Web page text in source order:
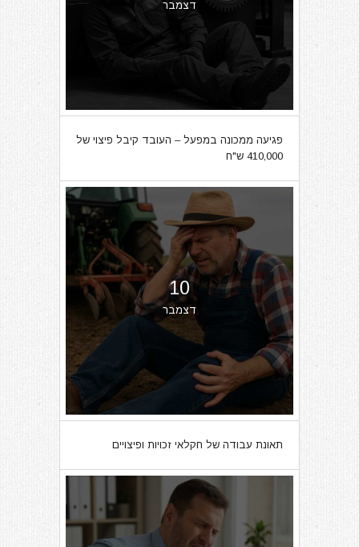
דצמבר
פגיעה ממכונה במפעל – העובד קיבל פיצוי של
410,000 ש"ח
10
דצמבר
תאונת עבודה של חקלאי זכויות ופיצויים